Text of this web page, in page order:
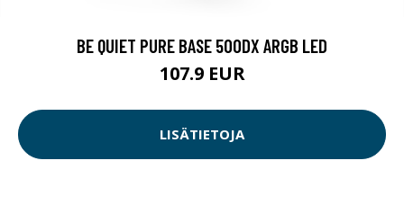
BE QUIET PURE BASE 500DX ARGB LED
107.9 EUR
LISÄTIETOJA